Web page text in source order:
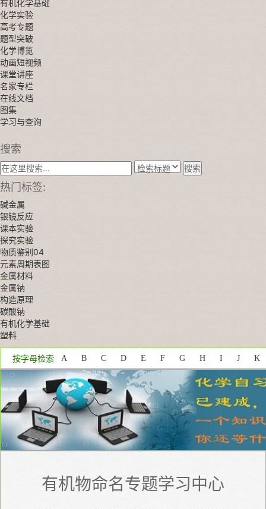
有机化学基础
化学实验
高考专题
题型突破
化学博览
动画短视频
课堂讲座
名家专栏
在线文档
图集
学习与查询
搜索
搜索
热门标签:
碱金属
银镜反应
课本实验
探究实验
物质鉴别04
元素周期表图
金属材料
金属钠
构造原理
碳酸钠
有机化学基础
塑料
按字母检索 A B C D E F G H I J K
Z
有机物命名专题学习中心